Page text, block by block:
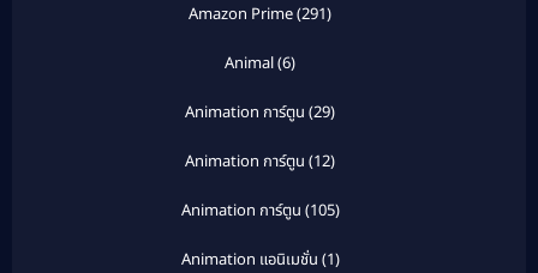
Amazon Prime(291)
Animal(6)
Animation การ์ตูน (29)
Animation การ์ตูน (12)
Animation การ์ตูน (105)
Animation แอนิเมชั่น (1)